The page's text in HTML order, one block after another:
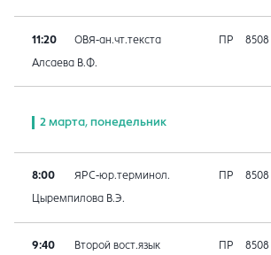
11:20 ОВЯ-ан.чт.текста ПР 8508
Алсаева В.Ф.
2 марта, понедельник
8:00 ЯРС-юр.терминол. ПР 8508
Цыремпилова В.Э.
9:40 Второй вост.язык ПР 8508